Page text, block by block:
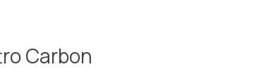
Carbon